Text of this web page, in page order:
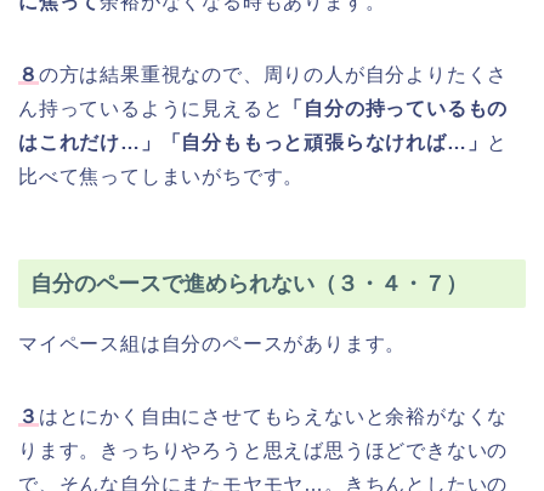
８ の方は結果重視なので、周りの人が自分よりたくさ
ん持っているように見えると
「自分の持っているもの
はこれだけ…」「自分ももっと頑張らなければ…」 と
比べて焦ってしまいがちです。
自分のペースで進められない（３・４・７）
マイペース組は自分のペースがあります。
３ はとにかく自由にさせてもらえないと余裕がなくな
ります。きっちりやろうと思えば思うほどできないの
で、そんな自分にまたモヤモヤ…。きちんとしたいの